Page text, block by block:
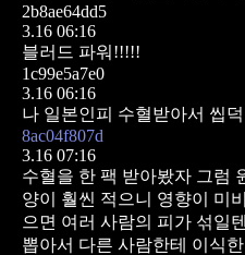
2b8ae64dd5
3.16 06:16
블러드 파워!!!!!
1c99e5a7e0
3.16 06:16
나 일본인피 수혈받아서 씹
8ac04f807d
3.16 07:16
수혈을 한 팩 받아봤자 그럼
양이 훨씬 적으니 영향이 미
으면 여러 사람의 피가 섞일
뽑아서 다른 사람한테 이식